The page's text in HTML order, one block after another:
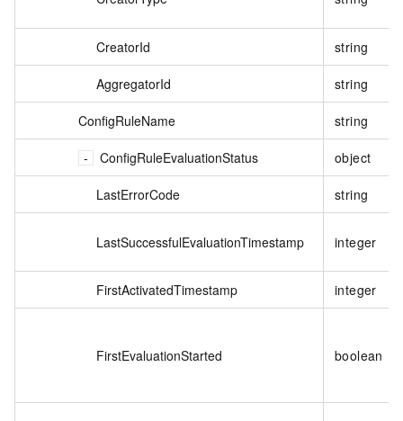
CreatorId string
AggregatorId string
ConfigRuleName string
ConfigRuleEvaluationStatus object
LastErrorCode string
LastSuccessfulEvaluationTimestamp integer
FirstActivatedTimestamp integer
FirstEvaluationStarted boolean